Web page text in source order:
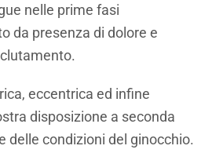
nelle prime fasi
da presenza di dolore e
eccentrica ed infine
disposizione a seconda
delle condizioni del ginocchio.